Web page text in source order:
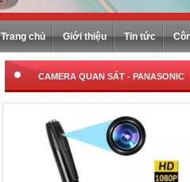
Trang chủ Giới thiệu Tin tức
CAMERA QUAN SÁT - PANASONIC